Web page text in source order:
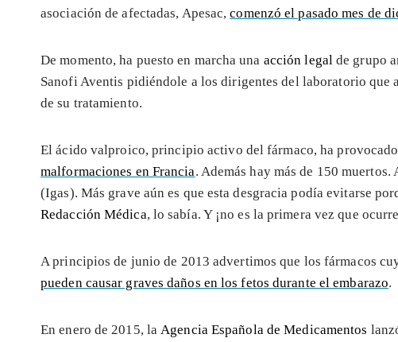
asociación de afectadas, Apesac,comenzó el pasado mes de
De momento, ha puesto en marcha una acción legalde grupo
Sanofi Aventis pidiéndole a los dirigentes del laboratorio que
de su tratamiento.
El ácido valproico, principio activo del fármaco, ha
malformaciones en Francia. Además hay más de 150
(Igas). Más grave aún es que esta desgracia podía evitarse
Redacción Médica, lo sabía. Y ¡no es la primera vez que
A principios de junio de 2013 advertimos que los fármacos
pueden causar graves daños en los fetos durante el embarazo.
En enero de 2015, laAgencia Española de Medicamentos